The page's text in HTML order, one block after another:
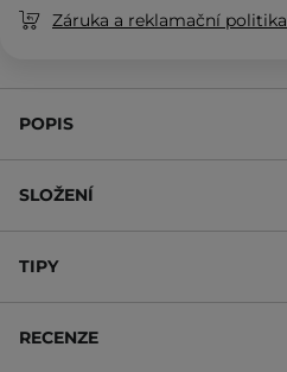
Záruka a reklamační politika
POPIS
SLOŽENÍ
TIPY
RECENZE